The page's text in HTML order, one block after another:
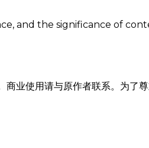
and the significance of
业使用请与原作者联系。为了